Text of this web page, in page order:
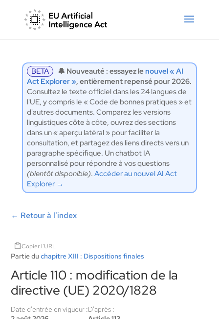
BETA 🔔 Nouveauté : essayez le nouvel « AI
Act Explorer », entièrement repensé pour 2026.
Consultez le texte officiel dans les 24 langues de
l'UE, y compris le « Code de bonnes pratiques » et
d'autres documents. Comparez les versions
linguistiques côte à côte, ouvrez des sections
dans un « aperçu latéral » pour faciliter la
consultation, et partagez des liens directs vers un
paragraphe spécifique. Un chatbot IA
personnalisé pour répondre à vos questions
(bientôt disponible). Accéder au nouvel AI Act
Explorer →
← Retour à l'index
Copier l'URL
Partie duchapitre XIII : Dispositions finales
Article 110 : modification de la
directive (UE) 2020/1828
Date d'entrée en vigueur :D'après :